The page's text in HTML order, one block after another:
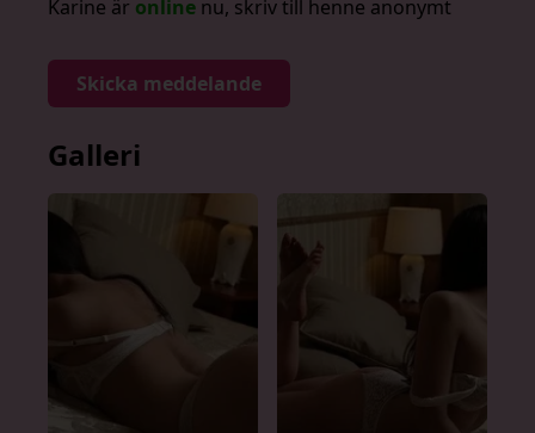
Karine är online nu, skriv till henne anonymt
Skicka meddelande
Galleri